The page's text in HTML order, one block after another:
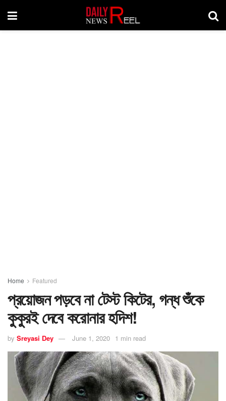
Home Featured
প্রয়োজন পড়বে না টেস্ট কিটের, গন্ধ শুঁকে
কুকুরই দেবে করোনার হদিশ!
by Sreyasi Dey June 1, 2020 1 min read